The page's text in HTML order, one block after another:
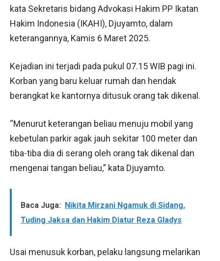
kata Sekretaris bidang Advokasi Hakim PP Ikatan
Hakim Indonesia (IKAHI), Djuyamto, dalam
keterangannya, Kamis 6 Maret 2025.
Kejadian ini terjadi pada pukul 07.15 WIB pagi ini.
Korban yang baru keluar rumah dan hendak
berangkat ke kantornya ditusuk orang tak dikenal.
“Menurut keterangan beliau menuju mobil yang
kebetulan parkir agak jauh sekitar 100 meter dan
tiba-tiba dia di serang oleh orang tak dikenal dan
mengenai tangan beliau,” kata Djuyamto.
Baca Juga:
Nikita Mirzani Ngamuk di Sidang,
Tuding Jaksa dan Hakim Diatur Reza Gladys
Usai menusuk korban, pelaku langsung melarikan